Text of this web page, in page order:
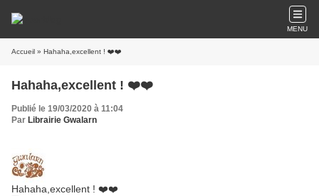
MENU
Accueil » Hahaha,excellent ! ❤️❤️
Hahaha,excellent ! ❤️❤️
Publié le 19/03/2020 à 11:04
Par Librairie Gwalarn
Hahaha,excellent ! ❤️❤️